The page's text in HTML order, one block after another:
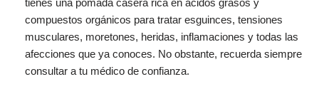
compuestos orgánicos para tratar esguinces, tensiones
musculares, moretones, heridas, inflamaciones y todas las
afecciones que ya conoces. No obstante, recuerda siempre
consultar a tu médico de confianza.